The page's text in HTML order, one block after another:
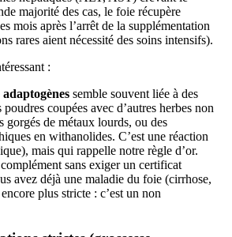
majorité des cas, le foie récupère
mois après l’arrêt de la supplémentation
rares aient nécessité des soins intensifs).
:
semble souvent liée à des
coupées avec d’autres herbes non
gorgés de métaux lourds, ou des
en withanolides. C’est une réaction
mais qui rappelle notre règle d’or.
sans exiger un certificat
avez déjà une maladie du foie (cirrhose,
plus stricte : c’est un non